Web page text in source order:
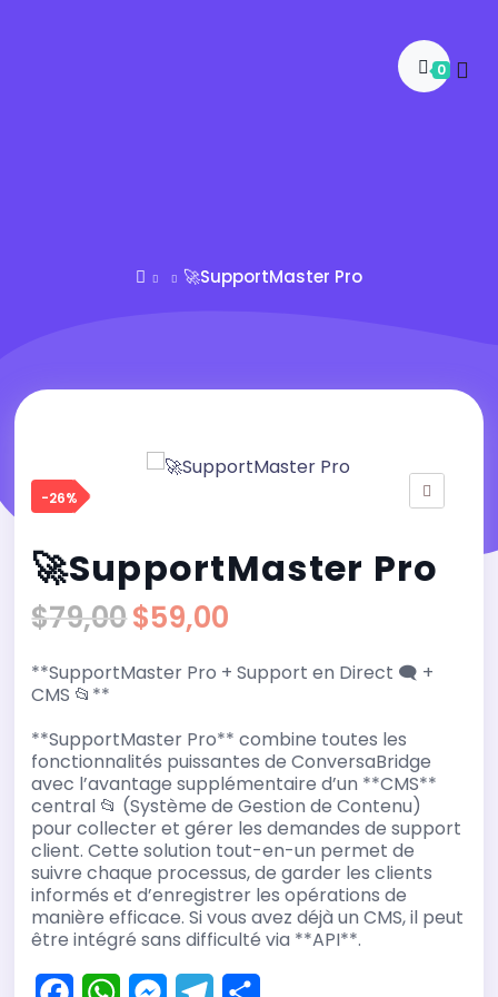
0
🚀SupportMaster Pro
-26%
🚀SupportMaster Pro
$79,00 Le
initial
$79,00.
$59,00
actuel
$59,00.
**SupportMaster Pro + Support en Direct 🗨️ +
CMS 📂**
**SupportMaster Pro** combine toutes les
fonctionnalités puissantes de ConversaBridge
avec l’avantage supplémentaire d’un **CMS**
central 📂 (Système de Gestion de Contenu)
pour collecter et gérer les demandes de support
client. Cette solution tout-en-un permet de
suivre chaque processus, de garder les clients
informés et d’enregistrer les opérations de
manière efficace. Si vous avez déjà un CMS, il peut
être intégré sans difficulté via **API**.
W
M